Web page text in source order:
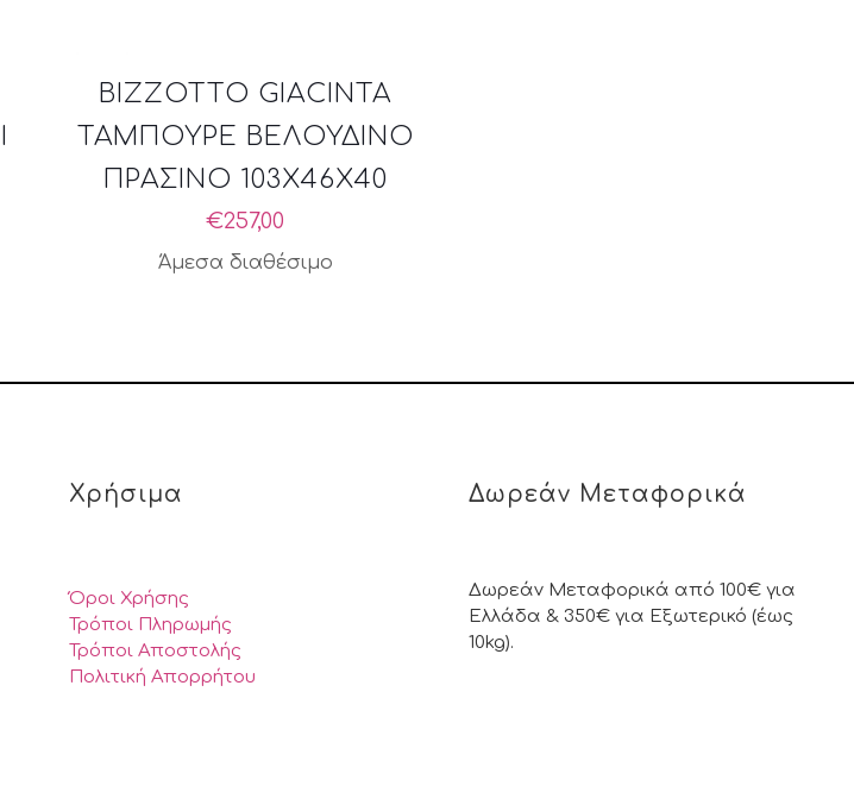
BIZZOTTO GIACINTA
ΤΑΜΠΟΥΡΕ ΒΕΛΟΥΔΙΝΟ
ΠΡΑΣΙΝΟ 103X46X40
€257,00
Άμεσα διαθέσιμο
Χρήσιμα
Όροι Χρήσης
Τρόποι Πληρωμής
Τρόποι Αποστολής
Πολιτική Απορρήτου
Δωρεάν Μεταφορικά
Δωρεάν Μεταφορικά από 100€ για
Ελλάδα & 350€ για Εξωτερικό (έως
10kg).